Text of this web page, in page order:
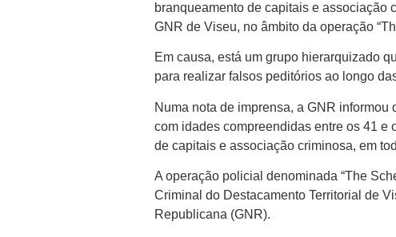
branqueamento de capitais e associação
GNR de Viseu, no âmbito da operação
Em causa, está um grupo hierarquizado
para realizar falsos peditórios ao longo
Numa nota de imprensa, a GNR
com idades compreendidas entre os 41
de capitais e associação criminosa, em
A operação policial denominada “The
Criminal do Destacamento Territorial de
Republicana (GNR).